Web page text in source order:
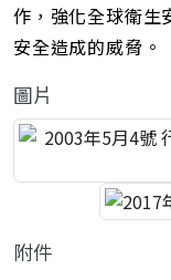
作，強化全球衛生
安全造成的威脅。
圖片
附件